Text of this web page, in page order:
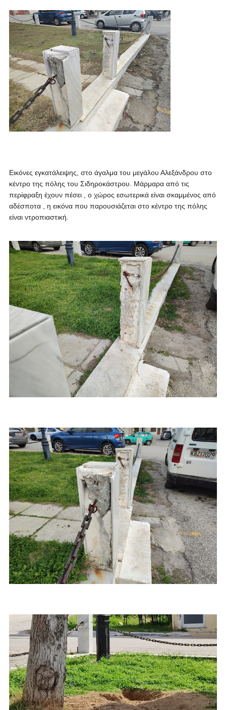
Εικόνες εγκατάλειψης, στο άγαλμα του μεγάλου Αλεξάνδρου στο
κέντρο της πόλης του Σιδηροκάστρου. Μάρμαρα από τις
περίφραξη έχουν πέσει , ο χώρος εσωτερικά είναι σκαμμένος από
αδέσποτα , η εικόνα που παρουσιάζεται στο κέντρο της πόλης
είναι ντροπιαστική.